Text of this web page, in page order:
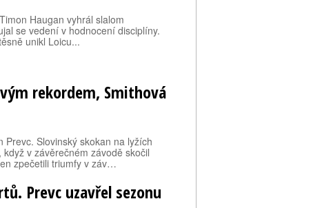
Haugan vyhrál slalom
se vedení v hodnocení disciplíny.
unikl Loicu...
rekordem, Smithová
Slovinský skokan na lyžích
v závěrečném závodě skočil
zpečetili triumfy v záv…
Prevc uzavřel sezonu